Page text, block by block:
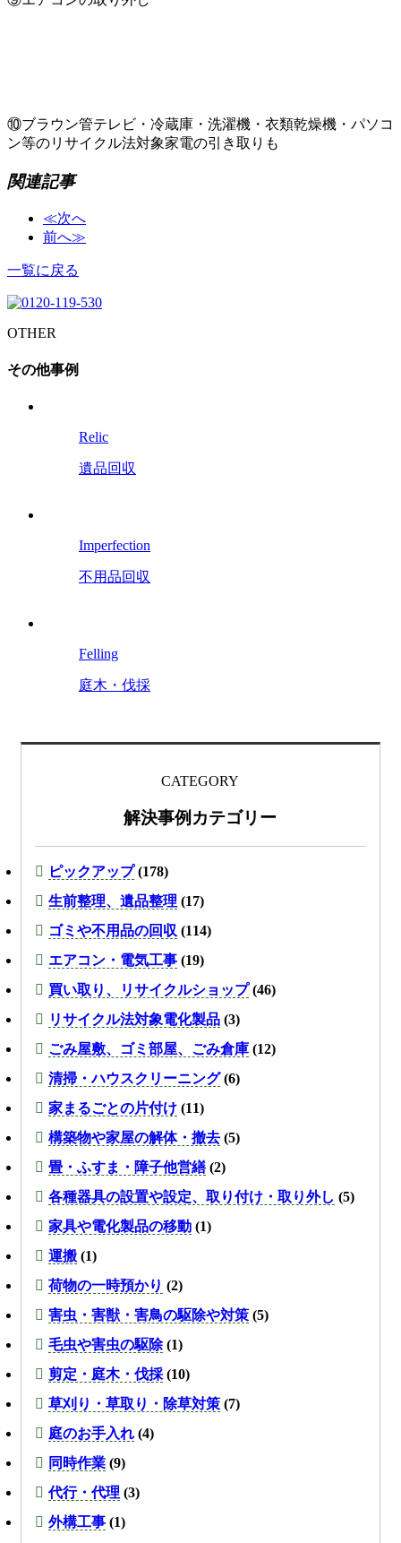
⑩ブラウン管テレビ・冷蔵庫・洗濯機・衣類乾燥機・パソコ
ン等のリサイクル法対象家電の引き取りも
関連記事
≪次へ
前へ≫
一覧に戻る
OTHER
その他事例
Relic
遺品回収
Imperfection
不用品回収
Felling
庭木・伐採
CATEGORY
解決事例カテゴリー
ピックアップ(178)
生前整理、遺品整理 (17)
ゴミや不用品の回収 (114)
エアコン・電気工事 (19)
買い取り、リサイクルショップ(46)
リサイクル法対象電化製品 (3)
ごみ屋敷、ゴミ部屋、ごみ倉庫 (12)
清掃・ハウスクリーニング(6)
家まるごとの片付け (11)
構築物や家屋の解体・撤去 (5)
畳・ふすま・障子他営繕(2)
各種器具の設置や設定、取り付け・取り外し (5)
家具や電化製品の移動 (1)
運搬 (1)
荷物の一時預かり (2)
害虫・害獣・害鳥の駆除や対策 (5)
毛虫や害虫の駆除(1)
剪定・庭木・伐採 (10)
草刈り・草取り・除草対策 (7)
庭のお手入れ (4)
同時作業 (9)
代行・代理 (3)
外構工事 (1)